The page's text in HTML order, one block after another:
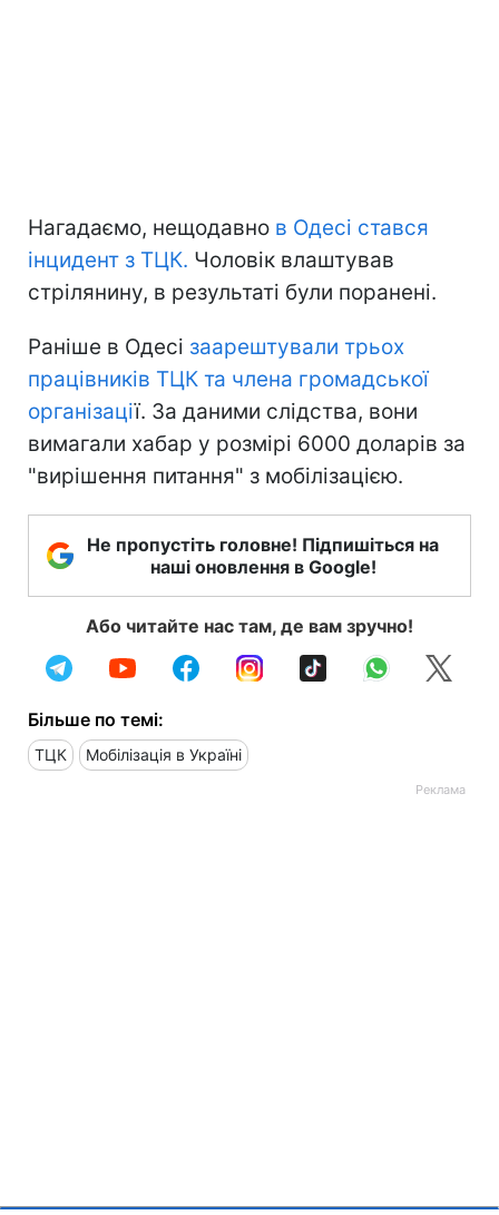
Нагадаємо, нещодавно в Одесі стався
інцидент з ТЦК. Чоловік влаштував
стрілянину, в результаті були поранені.
Раніше в Одесі заарештували трьох
працівників ТЦК та члена громадської
організації. За даними слідства, вони
вимагали хабар у розмірі 6000 доларів за
"вирішення питання" з мобілізацією.
Не пропустіть головне! Підпишіться на
наші оновлення в Google!
Або читайте нас там, де вам зручно!
Більше по темі:
ТЦК Мобілізація в Україні